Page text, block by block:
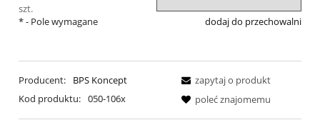
szt.
dodaj do przechowalni
*- Pole wymagane
Producent:
BPS Koncept
Kod produktu: 050-106x
zapytaj o produkt
poleć znajomemu